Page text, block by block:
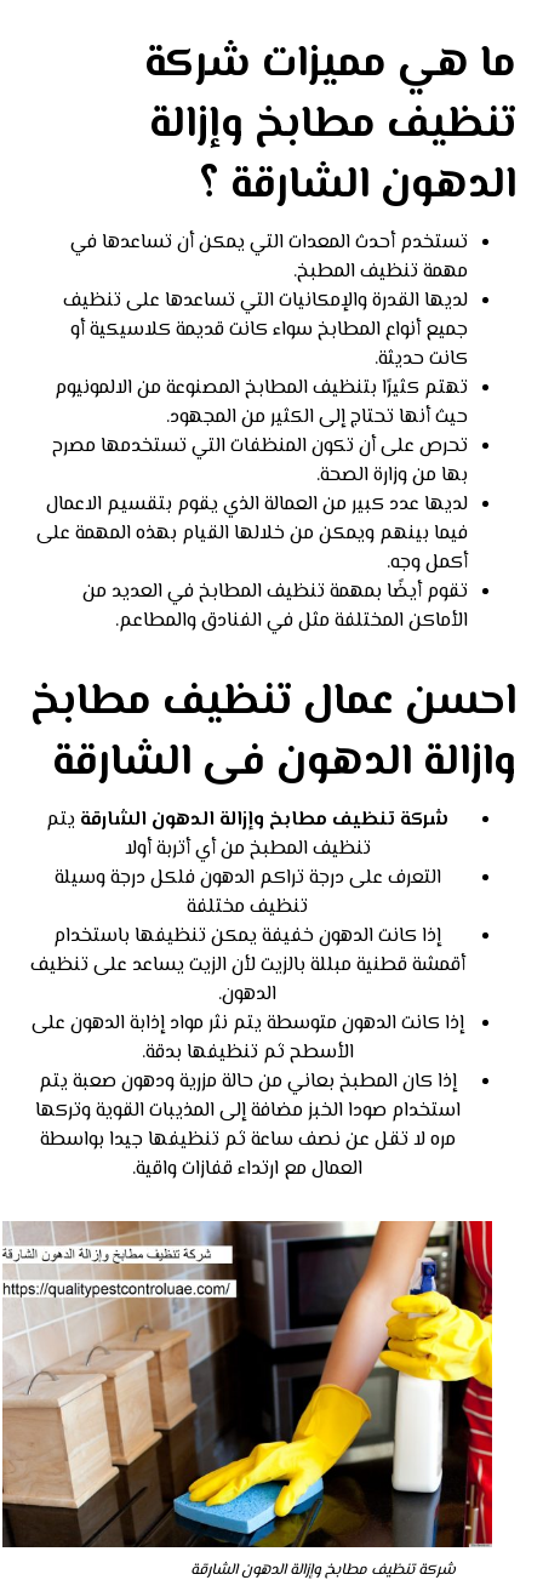
ما هي مميزات شركة
تنظيف مطابخ وإزالة
الدهون الشارقة ؟
تستخدم أحدث المعدات التي يمكن أن تساعدها في
مهمة تنظيف المطبخ.
لديها القدرة والإمكانيات التي تساعدها على تنظيف
جميع أنواع المطابخ سواء كانت قديمة كلاسيكية أو
كانت حديثة.
تهتم كثيرًا بتنظيف المطابخ المصنوعة من الالمونيوم
حيث أنها تحتاج إلى الكثير من المجهود.
تحرص على أن تكون المنظفات التي تستخدمها مصرح
بها من وزارة الصحة.
لديها عدد كبير من العمالة الذي يقوم بتقسيم الاعمال
فيما بينهم ويمكن من خلالها القيام بهذه المهمة على
أكمل وجه.
تقوم أيضًا بمهمة تنظيف المطابخ في العديد من
الأماكن المختلفة مثل في الفنادق والمطاعم.
احسن عمال تنظيف مطابخ
وازالة الدهون فى الشارقة
شركة تنظيف مطابخ وإزالة الدهون الشارقة يتم
تنظيف المطبخ من أي أتربة أولا
التعرف على درجة تراكم الدهون فلكل درجة وسيلة
تنظيف مختلفة
إذا كانت الدهون خفيفة يمكن تنظيفها باستخدام
أقمشة قطنية مبللة بالزيت لأن الزيت يساعد على تنظيف
الدهون.
إذا كانت الدهون متوسطة يتم نثر مواد إذابة الدهون على
الأسطح ثم تنظيفها بدقة.
إذا كان المطبخ بعاني من حالة مزرية ودهون صعبة يتم
استخدام صودا الخبز مضافة إلى المذيبات القوية وتركها
مره لا تقل عن نصف ساعة ثم تنظيفها جيدا بواسطة
العمال مع ارتداء قفازات واقية.
شركة تنظيف مطابخ وإزالة الدهون الشارقة